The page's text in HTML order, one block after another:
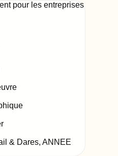
pour les entreprises
& Dares, ANNEE